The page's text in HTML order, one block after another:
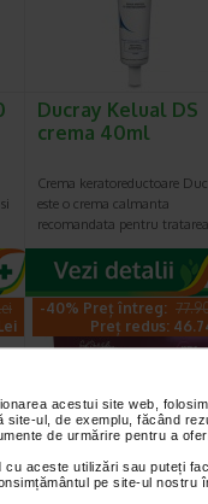
acestui site web,
ul, de exemplu, făcând
de urmărire pentru a
aceste utilizări sau puteți
pe site-ul nostru
Ducray Kelual DS
crema 40ml
Crema keratoreductoare
este o crema calmanta
recomandata pentru
-40% Preț întreg:
Preț redus:
Gerovital H3